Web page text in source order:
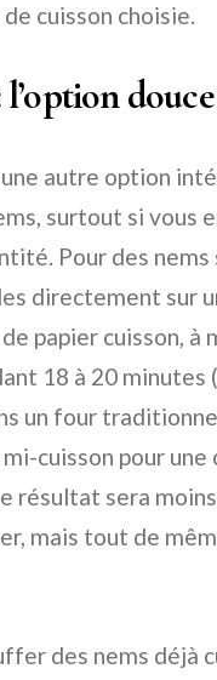
cuisson choisie.
douce
autre option
surtout si vous
Pour des nems
directement sur
papier cuisson, à
18 à 20 minutes
un four
cuisson pour une
résultat sera
mais tout de
des nems déjà